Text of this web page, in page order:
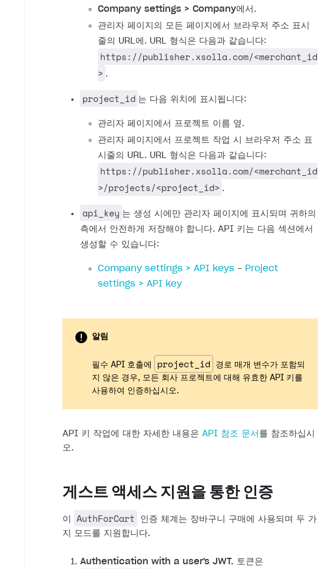
Company settings > Company에서.
관리자 페이지의 모든 페이지에서 브라우저 주소 표시
줄의 URL에. URL 형식은 다음과 같습니다:
https://publisher.xsolla.com/<merchant_id
> .
project_id 는 다음 위치에 표시됩니다:
관리자 페이지에서 프로젝트 이름 옆.
관리자 페이지에서 프로젝트 작업 시 브라우저 주소 표
시줄의 URL. URL 형식은 다음과 같습니다:
https://publisher.xsolla.com/<merchant_id
>/projects/<project_id> .
api_key 는 생성 시에만 관리자 페이지에 표시되며 귀하의
측에서 안전하게 저장해야 합니다. API 키는 다음 섹션에서
생성할 수 있습니다:
Company settings > API keys - Project
settings > API key
알림
필수 API 호출에 project_id
경로 매개 변수가 포함되
지 않은 경우, 모든 회사 프로젝트에 대해 유효한 API 키를
사용하여 인증하십시오.
API 키 작업에 대한 자세한 내용은 API 참조 문서 를 참조하십시
오.
게스트 액세스 지원을 통한 인증
이 AuthForCart
인증 체계는 장바구니 구매에 사용되며 두 가
지 모드를 지원합니다.
Authentication with a user's JWT. 토큰은